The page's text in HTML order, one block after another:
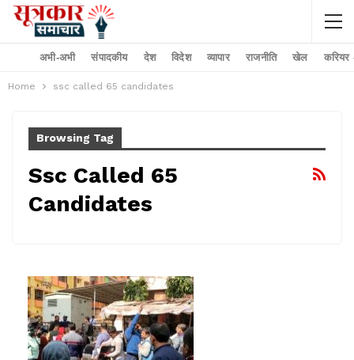
अभी-अभी संपादकीय देश विदेश व्यापार राजनीति खेल करियर
Home ssc called 65 candidates
Browsing Tag
Ssc Called 65
Candidates